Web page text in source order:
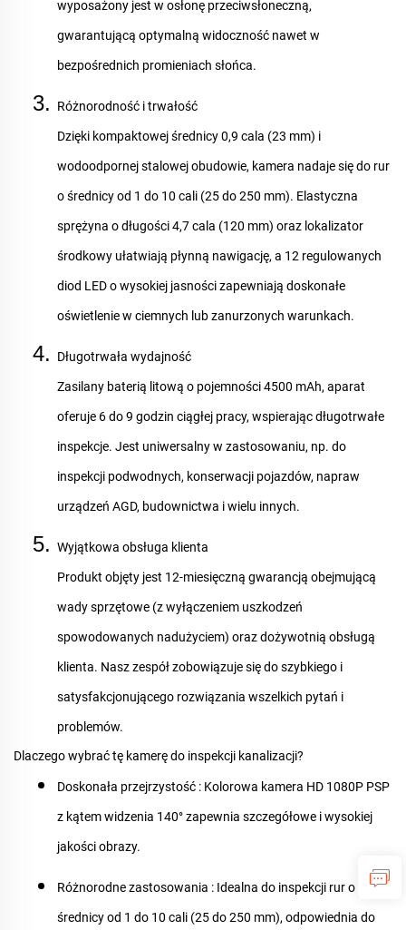
wyposażony jest w osłonę przeciwsłoneczną,
gwarantującą optymalną widoczność nawet w
bezpośrednich promieniach słońca.
Różnorodność i trwałość
Dzięki kompaktowej średnicy 0,9 cala (23 mm) i
wodoodpornej stalowej obudowie, kamera nadaje się do rur
o średnicy od 1 do 10 cali (25 do 250 mm). Elastyczna
sprężyna o długości 4,7 cala (120 mm) oraz lokalizator
środkowy ułatwiają płynną nawigację, a 12 regulowanych
diod LED o wysokiej jasności zapewniają doskonałe
oświetlenie w ciemnych lub zanurzonych warunkach.
Długotrwała wydajność
Zasilany baterią litową o pojemności 4500 mAh, aparat
oferuje 6 do 9 godzin ciągłej pracy, wspierając długotrwałe
inspekcje. Jest uniwersalny w zastosowaniu, np. do
inspekcji podwodnych, konserwacji pojazdów, napraw
urządzeń AGD, budownictwa i wielu innych.
Wyjątkowa obsługa klienta
Produkt objęty jest 12-miesięczną gwarancją obejmującą
wady sprzętowe (z wyłączeniem uszkodzeń
spowodowanych nadużyciem) oraz dożywotnią obsługą
klienta. Nasz zespół zobowiązuje się do szybkiego i
satysfakcjonującego rozwiązania wszelkich pytań i
problemów.
Dlaczego wybrać tę kamerę do inspekcji kanalizacji?
Doskonała przejrzystość : Kolorowa kamera HD 1080P PSP
z kątem widzenia 140° zapewnia szczegółowe i wysokiej
jakości obrazy.
Różnorodne zastosowania : Idealna do inspekcji rur o
średnicy od 1 do 10 cali (25 do 250 mm), odpowiednia do